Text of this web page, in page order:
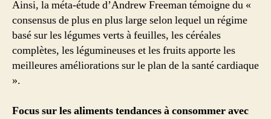
Ainsi, la méta-étude d’Andrew Freeman témoigne du «
consensus de plus en plus large selon lequel un régime
basé sur les légumes verts à feuilles, les céréales
complètes, les légumineuses et les fruits apporte les
meilleures améliorations sur le plan de la santé cardiaque
».
Focus sur les aliments tendances à consommer avec